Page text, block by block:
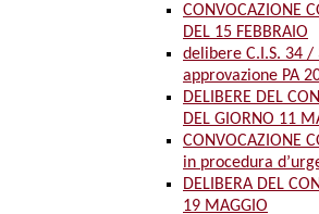
CONVOCAZIONE
DEL 15 FEBBRAIO
delibere C.I.S. 34
approvazione PA
DELIBERE DEL
DEL GIORNO 11
CONVOCAZIONE
in procedura
DELIBERA DEL
19 MAGGIO